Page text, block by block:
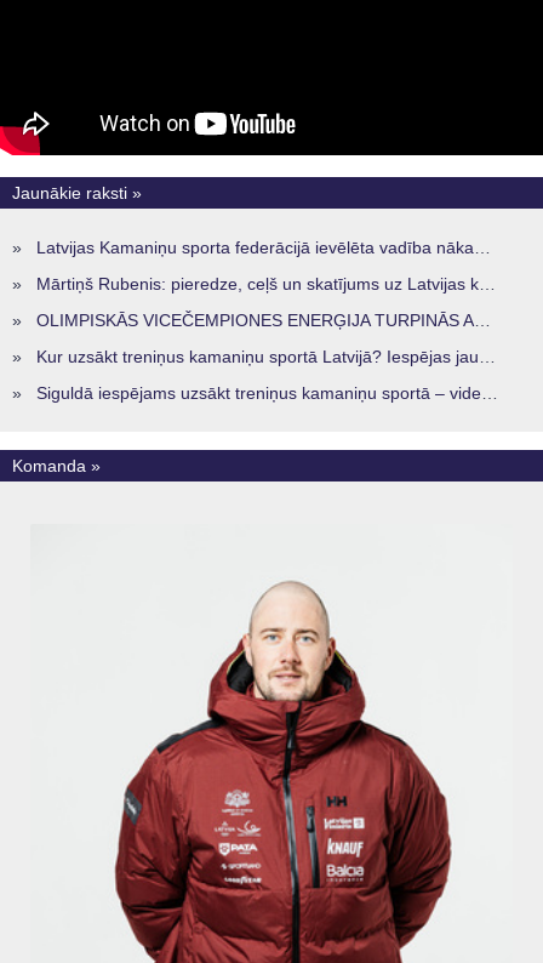
Jaunākie raksti »
» Latvijas Kamaniņu sporta federācijā ievēlēta vadība nākamajam četru gadu termiņam
» Mārtiņš Rubenis: pieredze, ceļš un skatījums uz Latvijas kamaniņu sportu
» OLIMPISKĀS VICEČEMPIONES ENERĢIJA TURPINĀS ARĪ STARPSEZONĀ
» Kur uzsākt treniņus kamaniņu sportā Latvijā? Iespējas jaunajiem sportistiem visos reģionos
» Siguldā iespējams uzsākt treniņus kamaniņu sportā – vide, kur veidojas nākamā sportistu paaudze
Komanda »